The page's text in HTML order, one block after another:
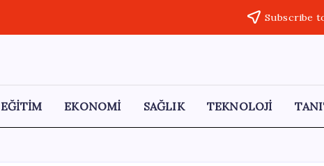
Subscribe
EĞİTİM EKONOMİ SAĞLIK TEKNOLOJİ